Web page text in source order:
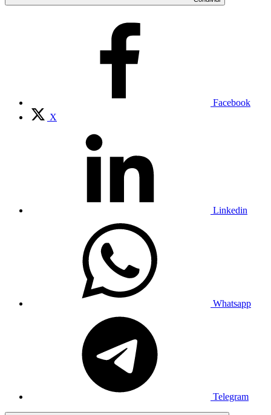
Facebook
X
Linkedin
Whatsapp
Telegram